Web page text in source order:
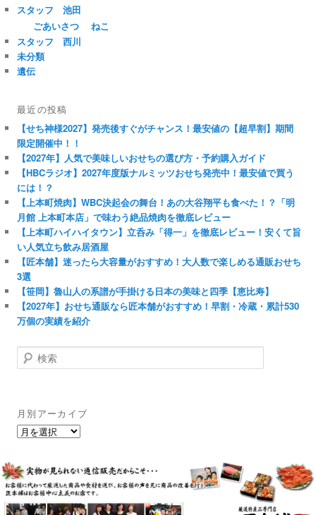
スタッフ 池田
ごあいさつ
ねこ
スタッフ 西川
未分類
遺伝
最近の投稿
【せち神様2027】発売後すぐがチャンス！最安値の【超早割】期間
限定開催中！！
【2027年】人気で美味しいおせちの選び方・予約購入ガイド
【HBCラジオ】2027年度版ナルミッツおせち発売中！最安値で買う
には！？
【上本町焼肉】WBC決起会の舞台！あの大谷翔平も食べた！？「明
月館 上本町本店」で味わう絶品焼肉を徹底レビュー
【上本町ハイハイタウン】立呑み「得一」を徹底レビュー！安くて旨
い人気立ち飲み居酒屋
【匠本舗】迷ったら大容量がおすすめ！大人数で楽しめる通販おせち
3選
【笹岡】魯山人の系譜が手掛ける日本の美味と四季【恵比寿】
【2027年】おせち通販なら匠本舗がおすすめ！早割・冷蔵・累計530
万個の実績を紹介
検
索
月別アーカイブ
月
ー
カ
イ
ブ